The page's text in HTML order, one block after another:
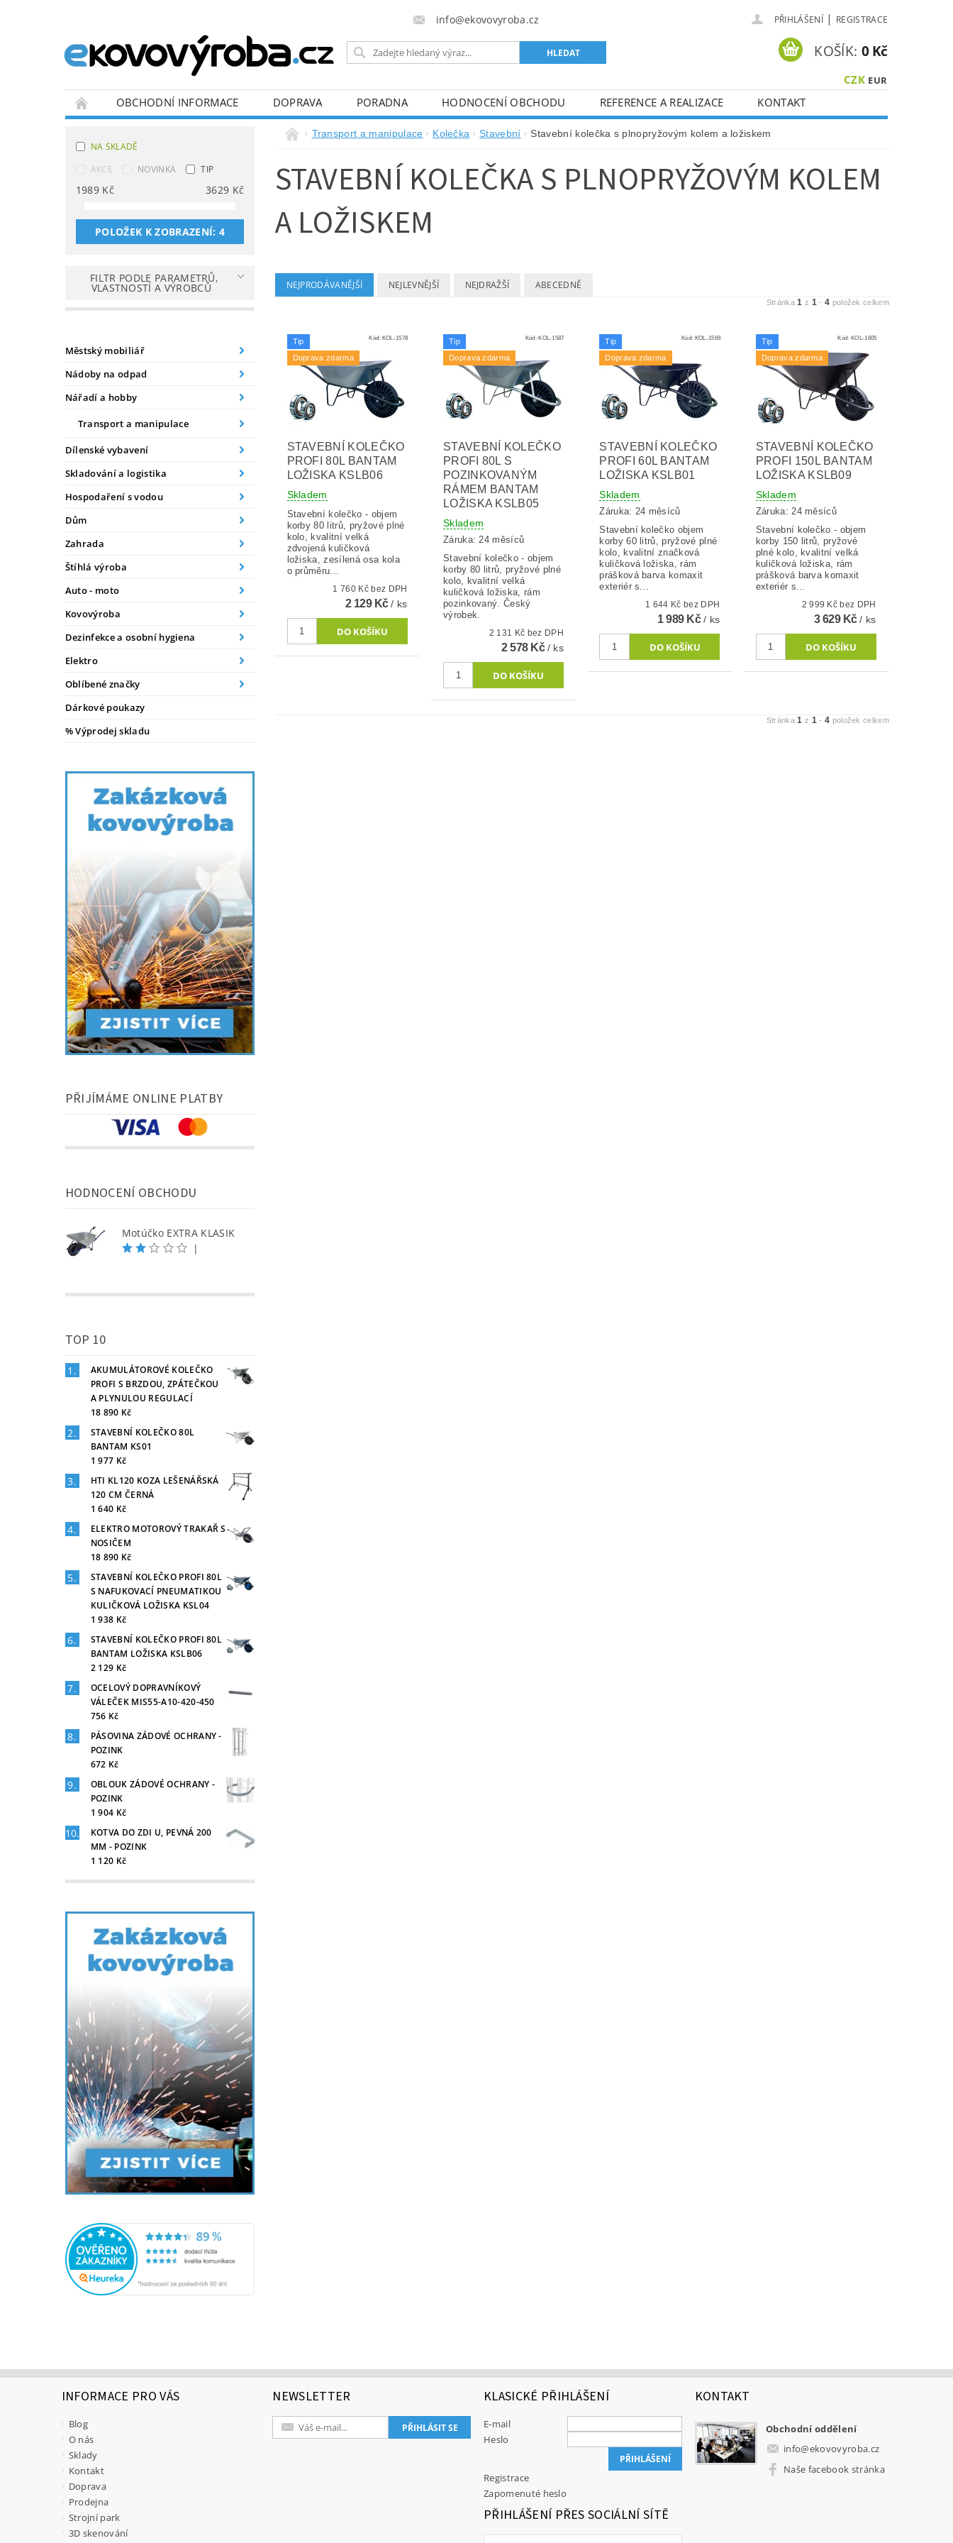
info@ekovovyroba.cz PŘIHLÁŠENÍ | REGISTRACE
CZK EUR
KOŠÍK: 0 Kč
OBCHODNÍ INFORMACE DOPRAVA PORADNA HODNOCENÍ OBCHODU REFERENCE A REALIZACE
KONTAKT
NA SKLADĚ
AKCE
NOVINKA TIP
1989 Kč 3629 Kč
POLOŽEK K ZOBRAZENÍ: 4
FILTR PODLE PARAMETRŮ,
VLASTNOSTÍ A VÝROBCŮ
Městský mobiliář
Nádoby na odpad
Nářadí a hobby
Transport a manipulace
Dílenské vybavení
Skladování a logistika
Hospodaření s vodou
Dům
Zahrada
Štíhlá výroba
Auto - moto
Kovovýroba
Dezinfekce a osobní hygiena
Elektro
Oblíbené značky
Dárkové poukazy
% Výprodej skladu
PŘIJÍMÁME ONLINE PLATBY
HODNOCENÍ OBCHODU
Motúčko EXTRA KLASIK
|
TOP 10
AKUMULÁTOROVÉ KOLEČKO
PROFI S BRZDOU, ZPÁTEČKOU
A PLYNULOU REGULACÍ
18 890 Kč
STAVEBNÍ KOLEČKO 80L
BANTAM KS01
1 977 Kč
HTI KL120 KOZA LEŠENÁŘSKÁ
120 CM ČERNÁ
1 640 Kč
ELEKTRO MOTOROVÝ TRAKAŘ S
NOSIČEM
18 890 Kč
STAVEBNÍ KOLEČKO PROFI 80L
S NAFUKOVACÍ PNEUMATIKOU
KULIČKOVÁ LOŽISKA KSL04
1 938 Kč
STAVEBNÍ KOLEČKO PROFI 80L
BANTAM LOŽISKA KSLB06
2 129 Kč
OCELOVÝ DOPRAVNÍKOVÝ
VÁLEČEK MIS55-A10-420-450
756 Kč
PÁSOVINA ZÁDOVÉ OCHRANY -
POZINK
672 Kč
OBLOUK ZÁDOVÉ OCHRANY -
POZINK
1 904 Kč
KOTVA DO ZDI U, PEVNÁ 200
MM - POZINK
1 120 Kč
Transport a manipulace Kolečka Stavební Stavební kolečka s plnopryžovým kolem a ložiskem
STAVEBNÍ KOLEČKA S PLNOPRYŽOVÝM KOLEM
A LOŽISKEM
NEJPRODÁVANĚJŠÍ NEJLEVNĚJŠÍ NEJDRAŽŠÍ ABECEDNĚ
Stránka1 z 1 - 4 položek celkem
Tip
Doprava zdarma
Kód: KOL-1578
STAVEBNÍ KOLEČKO
PROFI 80L BANTAM
LOŽISKA KSLB06
Skladem
Stavební kolečko - objem
korby 80 litrů, pryžové plné
kolo, kvalitní velká
zdvojená kuličková
ložiska, zesílená osa kola
o průměru...
1 760 Kč bez DPH
2 129 Kč/ ks
Tip
Doprava zdarma
Kód:KOL-1587
STAVEBNÍ KOLEČKO
PROFI 80L S
POZINKOVANÝM
RÁMEM BANTAM
LOŽISKA KSLB05
Skladem
Záruka: 24 měsíců
Stavební kolečko - objem
korby 80 litrů, pryžové plné
kolo, kvalitní velká
kuličková ložiska, rám
pozinkovaný. Český
výrobek.
2 131 Kč bez DPH
2 578 Kč/ ks
Tip
Doprava zdarma
Kód: KOL-1569
STAVEBNÍ KOLEČKO
PROFI 60L BANTAM
LOŽISKA KSLB01
Skladem
Záruka: 24 měsíců
Stavební kolečko objem
korby 60 litrů, pryžové plné
kolo, kvalitní značková
kuličková ložiska, rám
prášková barva komaxit
exteriér s...
1 644 Kč bez DPH
1 989 Kč/ ks
Tip
Doprava zdarma
Kód: KOL-1605
STAVEBNÍ KOLEČKO
PROFI 150L BANTAM
LOŽISKA KSLB09
Skladem
Záruka: 24 měsíců
Stavební kolečko - objem
korby 150 litrů, pryžové
plné kolo, kvalitní velká
kuličková ložiska, rám
prášková barva komaxit
exteriér s...
2 999 Kč bez DPH
3 629 Kč/ ks
Stránka1 z 1 - 4 položek celkem
INFORMACE PRO VÁS
Blog
O nás
Sklady
Kontakt
Doprava
Prodejna
Strojní park
3D skenování
NEWSLETTER KLASICKÉ PŘIHLÁŠENÍ
E-mail
Heslo
Registrace
Zapomenuté heslo
PŘIHLÁŠENÍ PŘES SOCIÁLNÍ SÍTĚ
KONTAKT
Obchodní oddělení
info@ekovovyroba.cz
Naše facebook stránka